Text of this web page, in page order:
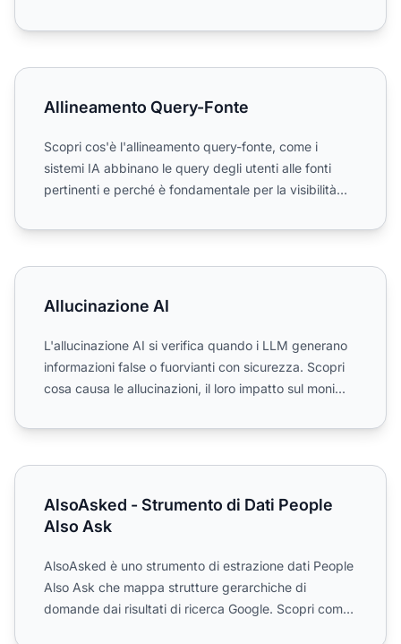
Allineamento Query-Fonte
Allineamento Query-Fonte
Scopri cos'è l'allineamento query-fonte, come i
sistemi IA abbinano le query degli utenti alle fonti
pertinenti e perché è fondamentale per la visibilità
Allucinazione AI
Allucinazione AI
L'allucinazione AI si verifica quando i LLM generano
informazioni false o fuorvianti con sicurezza. Scopri
cosa causa le allucinazioni, il loro impatto sul moni...
AlsoAsked - Strumento di Dati People Also Ask
AlsoAsked - Strumento di Dati People
Also Ask
AlsoAsked è uno strumento di estrazione dati People
Also Ask che mappa strutture gerarchiche di
domande dai risultati di ricerca Google. Scopri come